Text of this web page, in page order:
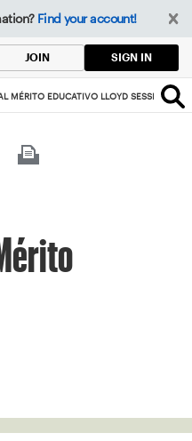
Find your account!
JOIN SIGN IN
MÉRITO EDUCATIVO LLOYD SESSIONS